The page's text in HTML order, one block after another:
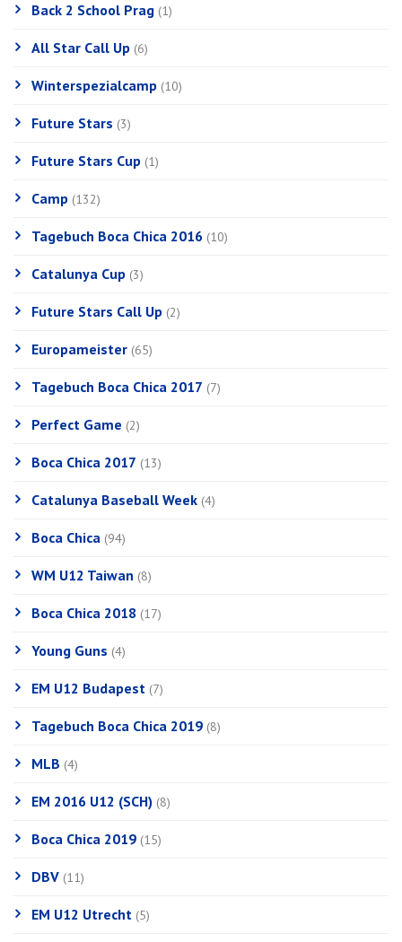
Back 2 School Prag (1)
All Star Call Up (6)
Winterspezialcamp (10)
Future Stars (3)
Future Stars Cup (1)
Camp (132)
Tagebuch Boca Chica 2016 (10)
Catalunya Cup (3)
Future Stars Call Up (2)
Europameister (65)
Tagebuch Boca Chica 2017 (7)
Perfect Game (2)
Boca Chica 2017 (13)
Catalunya Baseball Week (4)
Boca Chica (94)
WM U12 Taiwan (8)
Boca Chica 2018 (17)
Young Guns (4)
EM U12 Budapest (7)
Tagebuch Boca Chica 2019 (8)
MLB (4)
EM 2016 U12 (SCH) (8)
Boca Chica 2019 (15)
DBV (11)
EM U12 Utrecht (5)